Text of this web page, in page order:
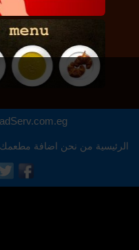
الرئيسية من نحن اضافة مطعمك